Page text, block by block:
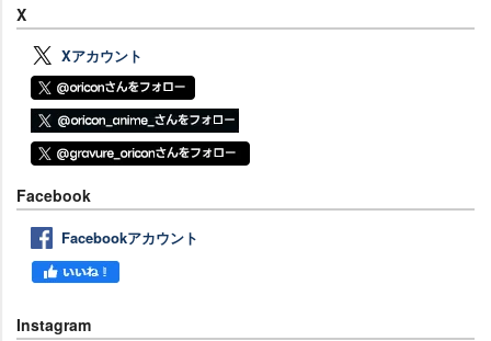
X
Xアカウント
Facebook
Facebookアカウント
Instagram